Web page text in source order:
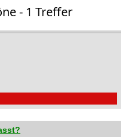
- 1 Treffer